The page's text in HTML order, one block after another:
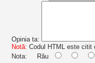
Opinia ta:
Notă: Codul HTML este citit
Nota: Rău